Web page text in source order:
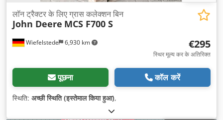
Wiefelstede 6,930 km
लॉन ट्रैक्टर के लिए ग्रास कलेक्शन बिन
John Deere MCS F700 S
€295
स्थिर मूल्य कर के अतिरिक्त
पूछना कॉल करें
स्थिति: अच्छी स्थिति (इस्तेमाल किया हुआ),